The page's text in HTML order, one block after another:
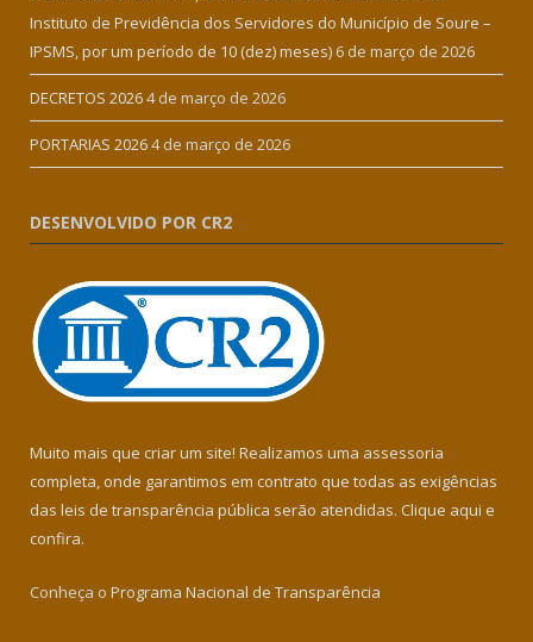
Instituto de Previdência dos Servidores do Município de Soure –
IPSMS, por um período de 10 (dez) meses) 6 de março de 2026
DECRETOS 20264 de março de 2026
PORTARIAS 20264 de março de 2026
DESENVOLVIDO POR CR2
Muito mais que criar um site! Realizamos uma assessoria
completa, onde garantimos em contrato que todas as exigências
das leis de transparência pública serão atendidas. Clique aqui e
confira.
Conheça o Programa Nacional de Transparência